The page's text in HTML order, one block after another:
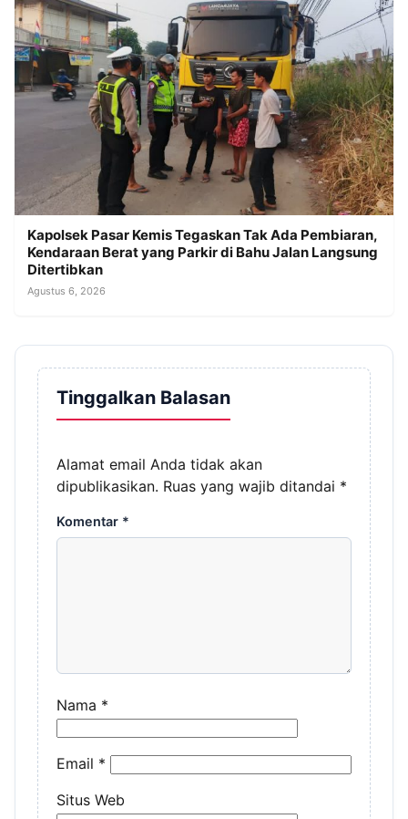
Kapolsek Pasar Kemis Tegaskan Tak Ada Pembiaran,
Kendaraan Berat yang Parkir di Bahu Jalan Langsung
Ditertibkan
Agustus 6, 2026
Tinggalkan Balasan
Alamat email Anda tidak akan
dipublikasikan. Ruas yang wajib ditandai *
Komentar *
Nama *
Email *
Situs Web